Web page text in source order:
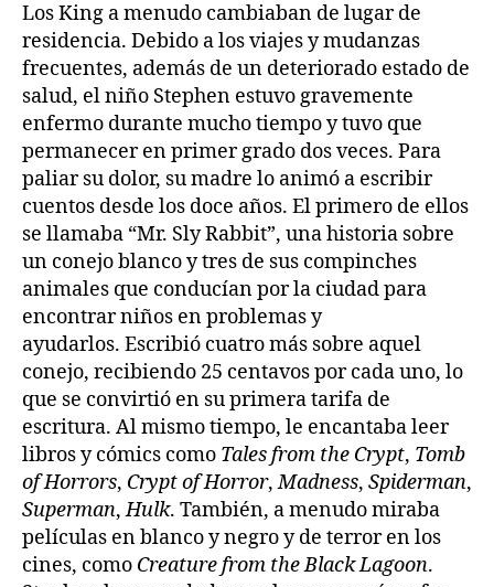
Los King a menudo cambiaban de lugar de
residencia. Debido a los viajes y mudanzas
frecuentes, además de un deteriorado estado de
salud, el niño Stephen estuvo gravemente
enfermo durante mucho tiempo y tuvo que
permanecer en primer grado dos veces. Para
paliar su dolor, su madre lo animó a escribir
cuentos desde los doce años. El primero de ellos
se llamaba “Mr. Sly Rabbit”, una historia sobre
un conejo blanco y tres de sus compinches
animales que conducían por la ciudad para
encontrar niños en problemas y
ayudarlos. Escribió cuatro más sobre aquel
conejo, recibiendo 25 centavos por cada uno, lo
que se convirtió en su primera tarifa de
escritura. Al mismo tiempo, le encantaba leer
libros y cómics como Tales from the Crypt, Tomb
of Horrors, Crypt of Horror,Madness, Spiderman,
Superman,Hulk. También, a menudo miraba
películas en blanco y negro y de terror en los
cines, como Creature from the Black Lagoon.